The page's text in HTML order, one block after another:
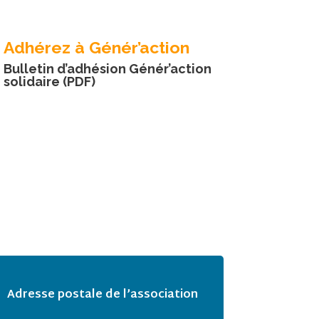
Adhérez à Génér’action
Bulletin d’adhésion Génér’action
solidaire (PDF)
Adresse postale de l’association